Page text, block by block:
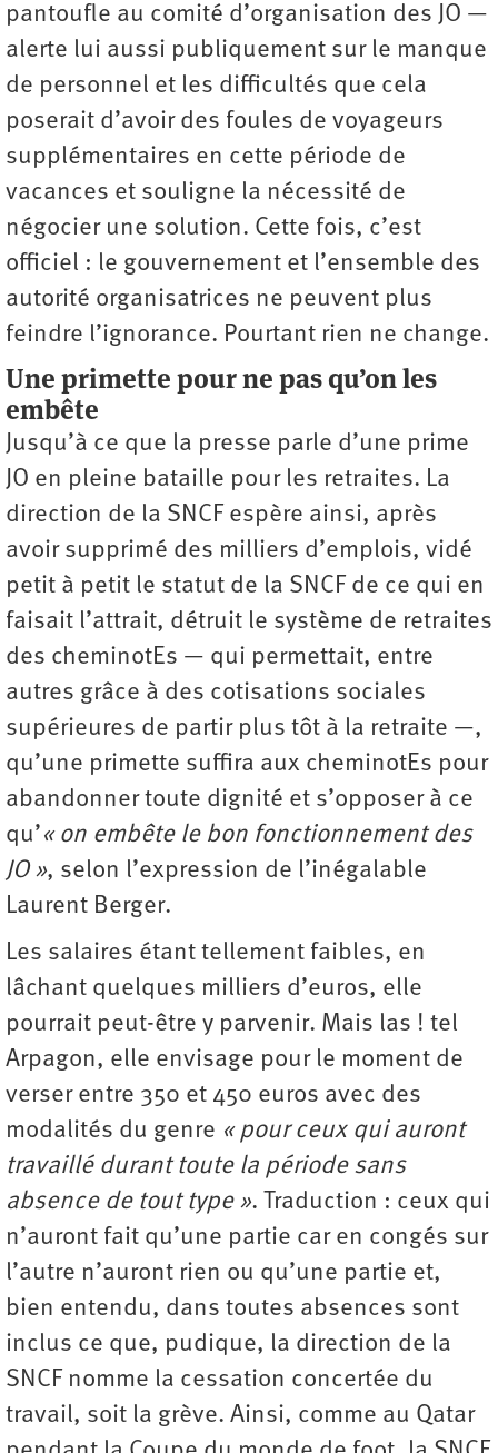
pantoufle au comité d’organisation des JO —
alerte lui aussi publiquement sur le manque
de personnel et les difficultés que cela
poserait d’avoir des foules de voyageurs
supplémentaires en cette période de
vacances et souligne la nécessité de
négocier une solution. Cette fois, c’est
officiel : le gouvernement et l’ensemble des
autorité organisatrices ne peuvent plus
feindre l’ignorance. Pourtant rien ne change.
Une primette pour ne pas qu’on les
embête
Jusqu’à ce que la presse parle d’une prime
JO en pleine bataille pour les retraites. La
direction de la SNCF espère ainsi, après
avoir supprimé des milliers d’emplois, vidé
petit à petit le statut de la SNCF de ce qui en
faisait l’attrait, détruit le système de retraites
des cheminotEs — qui permettait, entre
autres grâce à des cotisations sociales
supérieures de partir plus tôt à la retraite —,
qu’une primette suffira aux cheminotEs pour
abandonner toute dignité et s’opposer à ce
qu’« on embête le bon fonctionnement des
JO », selon l’expression de l’inégalable
Laurent Berger.
Les salaires étant tellement faibles, en
lâchant quelques milliers d’euros, elle
pourrait peut-être y parvenir. Mais las ! tel
Arpagon, elle envisage pour le moment de
verser entre 350 et 450 euros avec des
modalités du genre « pour ceux qui auront
travaillé durant toute la période sans
absence de tout type ». Traduction : ceux qui
n’auront fait qu’une partie car en congés sur
l’autre n’auront rien ou qu’une partie et,
bien entendu, dans toutes absences sont
inclus ce que, pudique, la direction de la
SNCF nomme la cessation concertée du
travail, soit la grève. Ainsi, comme au Qatar